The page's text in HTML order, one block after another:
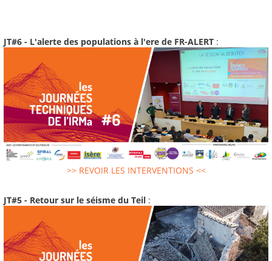
JT#6 - L'alerte des populations à l'ere de FR-ALERT :
>> REVOIR LES INTERVENTIONS <<
JT#5 - Retour sur le séisme du Teil :